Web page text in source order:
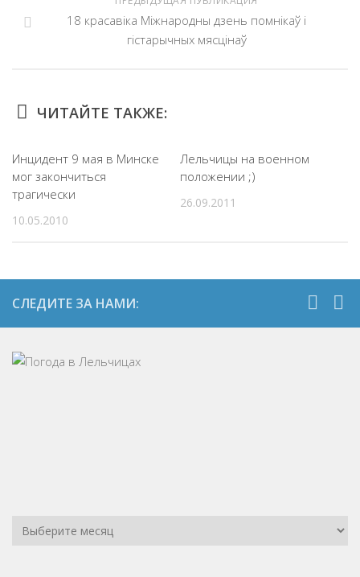
18 красавіка Міжнародны дзень помнікаў і
гістарычных мясцінаў
ЧИТАЙТЕ ТАКЖЕ:
Инцидент 9 мая в Минске
мог закончиться
трагически
10.05.2010
Лельчицы на военном
положении ;)
26.09.2011
СЛЕДИТЕ ЗА НАМИ: